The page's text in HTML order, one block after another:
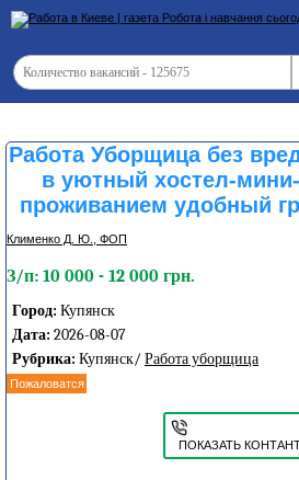
Работа Уборщица без
в уютный хостел-мини-
проживанием удобный
Клименко Д. Ю., ФОП
З/п: 10 000 - 12 000 грн.
Город: Купянск
Дата: 2026-08-07
Рубрика: Купянск/ Работа уборщица
Пожаловатся
ПОКАЗАТЬ